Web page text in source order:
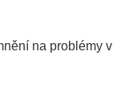
na problémy v